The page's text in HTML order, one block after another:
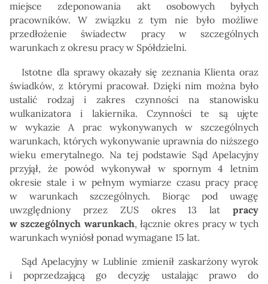
miejsce zdeponowania akt osobowych byłych
pracowników. W związku z tym nie było możliwe
przedłożenie świadectw pracy w szczególnych
warunkach z okresu pracy w Spółdzielni.
Istotne dla sprawy okazały się zeznania Klienta oraz
świadków, z którymi pracował. Dzięki nim można było
ustalić rodzaj i zakres czynności na stanowisku
wulkanizatora i lakiernika. Czynności te są ujęte
w wykazie A prac wykonywanych w szczególnych
warunkach, których wykonywanie uprawnia do niższego
wieku emerytalnego. Na tej podstawie Sąd Apelacyjny
przyjął, że powód wykonywał w spornym 4 letnim
okresie stale i w pełnym wymiarze czasu pracy pracę
w warunkach szczególnych. Biorąc pod uwagę
uwzględniony przez ZUS okres 13 latpracy
w szczególnych warunkach, łącznie okres pracy w tych
warunkach wyniósł ponad wymagane 15 lat.
Sąd Apelacyjny w Lublinie zmienił zaskarżony wyrok
i poprzedzającą go decyzję ustalając prawo do